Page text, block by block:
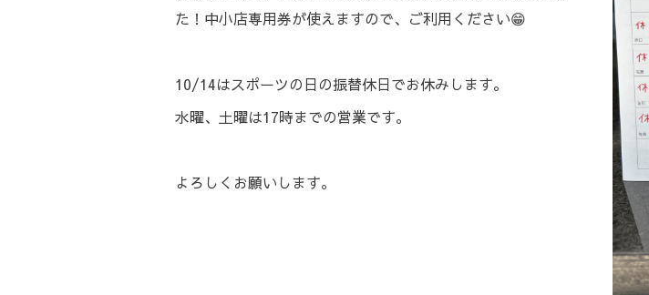
た！中小店専用券が使えますので、ご利用ください😁
10/14はスポーツの日の振替休日でお休みします。
水曜、土曜は17時までの営業です。
よろしくお願いします。